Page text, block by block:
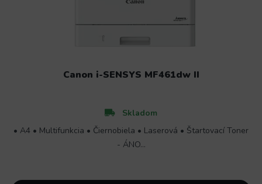
Canon i-SENSYS MF461dw II
Skladom
• A4 • Multifunkcia • Čiernobiela • Laserová • Štartovací Toner
- ÁNO...